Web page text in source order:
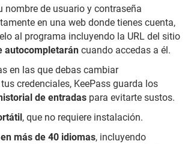
nombre de usuario y contraseña
en una web donde tienes cuenta,
al programa incluyendo la URL del sitio
autocompletarán cuando accedas a él.
en las que debas cambiar
credenciales, KeePass guarda los
de entradas para evitarte sustos.
, que no requiere instalación.
más de 40 idiomas, incluyendo